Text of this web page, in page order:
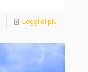
Leggi di più